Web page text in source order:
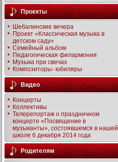
Проекты
Шебалинские вечера
Проект «Классическая музыка в
детском саду»
Семейный альбом
Педагогическая филармония
Музыка при свечах
Композиторы- юбиляры
Видео
Концерты
Коллективы
Телерепортаж о праздничном
концерте «Посвящение в
музыканты», состоявшемся в нашей
школе 6 декабря 2014 года
Родителям